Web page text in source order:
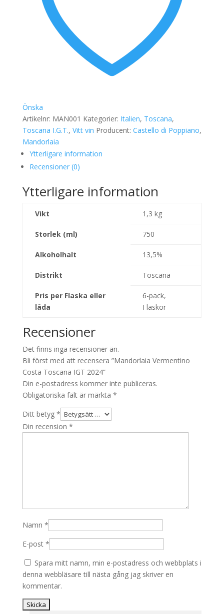
Önska
Artikelnr: MAN001 Kategorier: Italien, Toscana,
Toscana I.G.T., Vitt vin Producent: Castello di Poppiano,
Mandorlaia
Ytterligare information
Recensioner (0)
Ytterligare information
Vikt 1,3 kg
Storlek (ml) 750
Alkoholhalt 13,5%
Distrikt Toscana
Pris per Flaska eller
låda
6-pack,
Flaskor
Recensioner
Det finns inga recensioner än.
Bli först med att recensera ”Mandorlaia Vermentino
Costa Toscana IGT 2024”
Din e-postadress kommer inte publiceras.
Obligatoriska fält är märkta *
Ditt betyg *
Din recension *
Namn *
E-post *
Spara mitt namn, min e-postadress och webbplats i
denna webbläsare till nästa gång jag skriver en
kommentar.